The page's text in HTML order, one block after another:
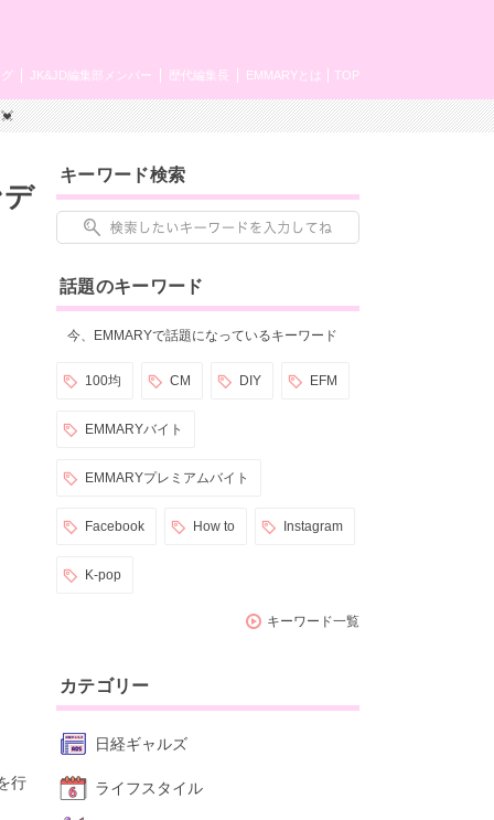
TOP
EMMARYとは
歴代編集長
JK&JD編集部メンバー
行
キーワード検索
話題のキーワード
今、EMMARYで話題になっているキーワード
100均 CM DIY EFM
EMMARYバイト
EMMARYプレミアムバイト
Facebook How to Instagram
K-pop
キーワード一覧
カテゴリー
日経ギャルズ
ライフスタイル